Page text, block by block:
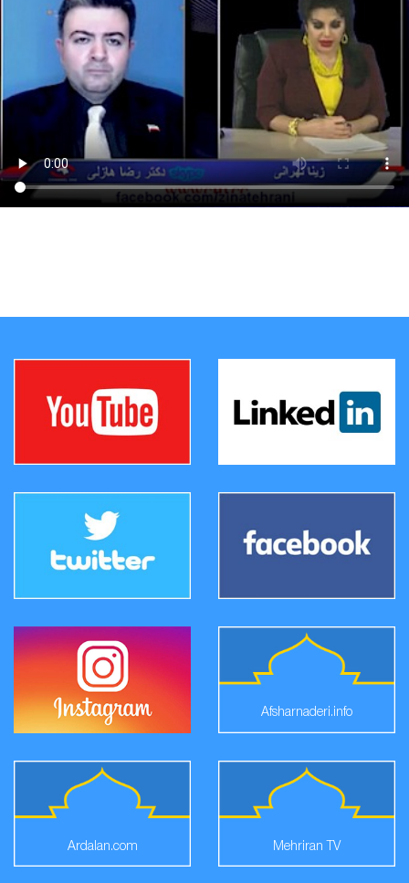
Afsharnaderi.info
Ardalan.com Mehriran TV